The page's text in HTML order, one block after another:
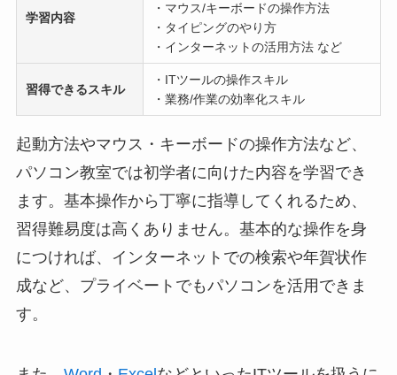
学習内容
・マウス/キーボードの操作方法
・タイピングのやり方
・インターネットの活用方法 など
習得できるスキル
・ITツールの操作スキル
・業務/作業の効率化スキル
起動方法やマウス・キーボードの操作方法など、
パソコン教室では初学者に向けた内容を学習でき
ます。基本操作から丁寧に指導してくれるため、
習得難易度は高くありません。基本的な操作を身
につければ、インターネットでの検索や年賀状作
成など、プライベートでもパソコンを活用できま
す。